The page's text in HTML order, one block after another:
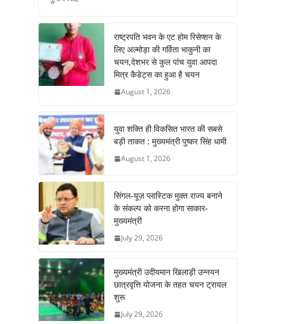
o
o
k
p
m n
राष्ट्रपति भवन के एट होम रिसेप्शन के
लिए अल्मोड़ा की गर्विता भाकुनी का
चयन,देशभर से कुल पांच युवा आपदा
मित्र कैडेट्स का हुआ है चयन
August 1, 2026
युवा शक्ति ही विकसित भारत की सबसे
बड़ी ताकत : मुख्यमंत्री पुष्कर सिंह धामी
August 1, 2026
सिंगल-यूज़ प्लास्टिक मुक्त राज्य बनाने
के संकल्प को करना होगा साकार-
मुख्यमंत्री
July 29, 2026
मुख्यमंत्री उदीयमान खिलाड़ी उन्नयन
छात्रवृत्ति योजना के तहत चयन ट्रायल
शुरू
July 29, 2026